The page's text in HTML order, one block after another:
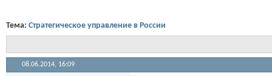
Тема: Стратегическое управление в России
08.06.2014, 16:09